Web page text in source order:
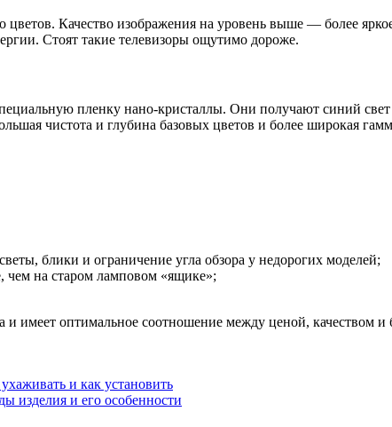
цветов. Качество изображения на уровень выше — более
Стоят такие телевизоры ощутимо дороже.
пленку нано-кристаллы. Они получают синий
чистота и глубина базовых цветов и более широкая
блики и ограничение угла обзора у недорогих моделей;
чем на старом ламповом «ящике»;
имеет оптимальное соотношение между ценой, качеством и
и как установить
изделия и его особенности